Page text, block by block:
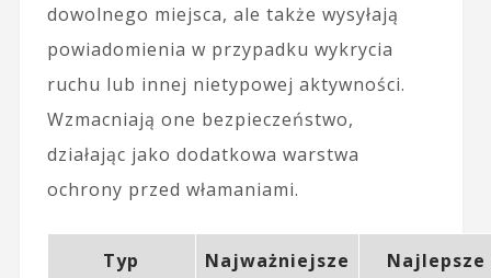
dowolnego miejsca, ale także wysyłają
powiadomienia w przypadku wykrycia
ruchu lub innej nietypowej aktywności.
Wzmacniają one bezpieczeństwo,
działając jako dodatkowa warstwa
ochrony przed włamaniami.
Typ
Najważniejsze
Najlepsze